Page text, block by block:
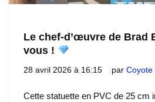
Le chef-d’œuvre de Brad
vous !
28 avril 2026 à 16:15 par Coyote
Cette statuette en PVC de 25 cm